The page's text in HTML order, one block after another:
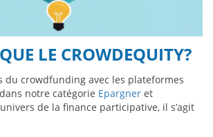
LE CROWDEQUITY?
du crowdfunding avec les plateformes
notre catégorie Epargner et
de la finance participative, il s’agit